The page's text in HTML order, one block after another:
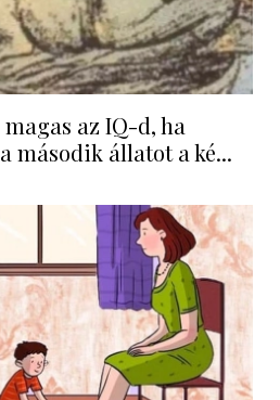
az IQ-d, ha
második állatot a ké...